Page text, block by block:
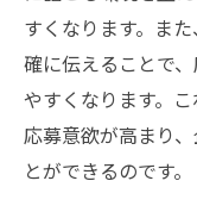
すくなります。ま
確に伝えることで
やすくなります。
応募意欲が高まり
とができるのです。